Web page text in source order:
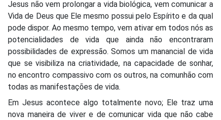
Jesus não vem prolongar a vida biológica, vem comunicar a
Vida de Deus que Ele mesmo possui pelo Espírito e da qual
pode dispor. Ao mesmo tempo, vem ativar em todos nós as
potencialidades de vida que ainda não encontraram
possibilidades de expressão. Somos um manancial de vida
que se visibiliza na criatividade, na capacidade de sonhar,
no encontro compassivo com os outros, na comunhão com
todas as manifestações de vida.
Em Jesus acontece algo totalmente novo; Ele traz uma
nova maneira de viver e de comunicar vida que não cabe